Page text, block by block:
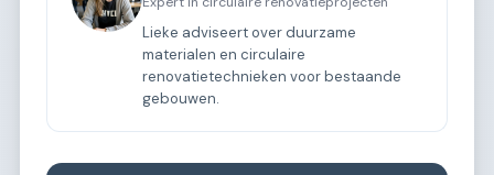
Lieke adviseert over duurzame
materialen en circulaire
renovatietechnieken voor bestaande
gebouwen.